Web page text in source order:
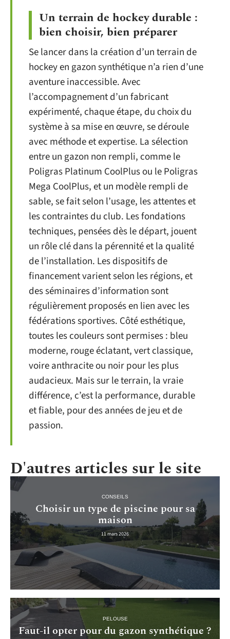
Un terrain de hockey durable :
bien choisir, bien préparer
Se lancer dans la création d’un terrain de
hockey en gazon synthétique n’a rien d’une
aventure inaccessible. Avec
l’accompagnement d’un fabricant
expérimenté, chaque étape, du choix du
système à sa mise en œuvre, se déroule
avec méthode et expertise. La sélection
entre un gazon non rempli, comme le
Poligras Platinum CoolPlus ou le Poligras
Mega CoolPlus, et un modèle rempli de
sable, se fait selon l’usage, les attentes et
les contraintes du club. Les fondations
techniques, pensées dès le départ, jouent
un rôle clé dans la pérennité et la qualité
de l’installation. Les dispositifs de
financement varient selon les régions, et
des séminaires d’information sont
régulièrement proposés en lien avec les
fédérations sportives. Côté esthétique,
toutes les couleurs sont permises : bleu
moderne, rouge éclatant, vert classique,
voire anthracite ou noir pour les plus
audacieux. Mais sur le terrain, la vraie
différence, c’est la performance, durable
et fiable, pour des années de jeu et de
passion.
D'autres articles sur le site
CONSEILS
Choisir un type de piscine pour sa
maison
11 mars 2026
PELOUSE
Faut-il opter pour du gazon synthétique ?